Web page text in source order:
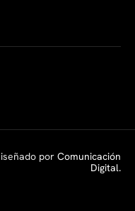
por Comunicación
Digital.